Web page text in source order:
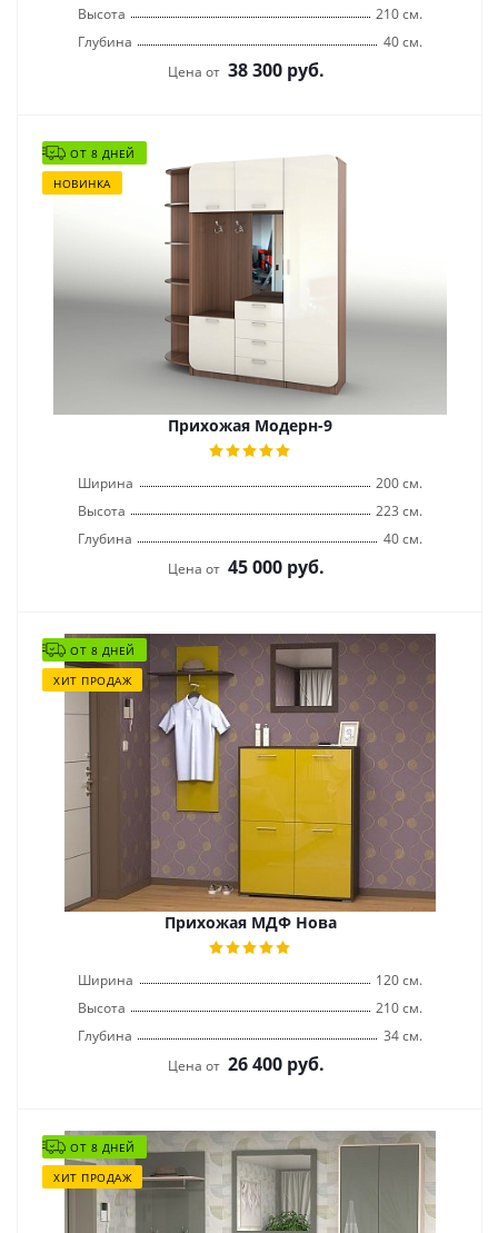
Высота
210 см.
Глубина
40 см.
Цена от 38 300 руб.
ОТ 8 ДНЕЙ
НОВИНКА
Прихожая Модерн-9
Ширина
200 см.
Высота
223 см.
Глубина
40 см.
Цена от 45 000 руб.
ОТ 8 ДНЕЙ
ХИТ ПРОДАЖ
Прихожая МДФ Нова
Ширина
120 см.
Высота
210 см.
Глубина
34 см.
Цена от 26 400 руб.
ОТ 8 ДНЕЙ
ХИТ ПРОДАЖ